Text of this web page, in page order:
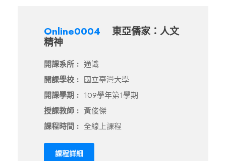
Online0004
東亞儒家：人文
精神
開課系所 : 通識
開課學校 : 國立臺灣大學
開課學期 : 109學年第1學期
授課教師 : 黃俊傑
課程時間 : 全線上課程
課程詳細